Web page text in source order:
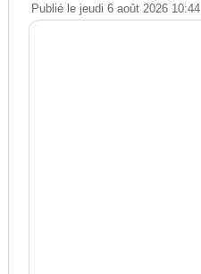
Publié le jeudi 6 août 2026 10:44